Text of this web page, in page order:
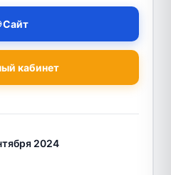
Сайт
кабинет
2024